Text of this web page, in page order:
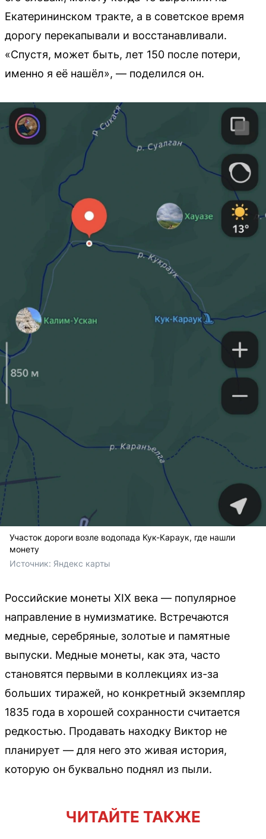
Екатерининском тракте, а в советское время
дорогу перекапывали и восстанавливали.
«Спустя, может быть, лет 150 после потери,
именно я её нашёл», — поделился он.
Участок дороги возле водопада Кук-Караук, где нашли
монету
Источник: Яндекс карты
Российские монеты XIX века — популярное
направление в нумизматике. Встречаются
медные, серебряные, золотые и памятные
выпуски. Медные монеты, как эта, часто
становятся первыми в коллекциях из-за
больших тиражей, но конкретный экземпляр
1835 года в хорошей сохранности считается
редкостью. Продавать находку Виктор не
планирует — для него это живая история,
которую он буквально поднял из пыли.
ЧИТАЙТЕ ТАКЖЕ